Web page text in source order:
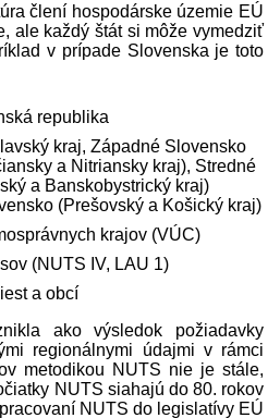
člení hospodárske územie EÚ
ale každý štát si môže vymedziť
v prípade Slovenska je toto
republika
kraj, Západné Slovensko
a Nitriansky kraj), Stredné
a Banskobystrický kraj)
(Prešovský a Košický kraj)
krajov (VÚC)
(NUTS IV, LAU 1)
a obcí
ako výsledok požiadavky
regionálnymi údajmi v rámci
metodikou NUTS nie je stále,
NUTS siahajú do 80. rokov
NUTS do legislatívy EÚ